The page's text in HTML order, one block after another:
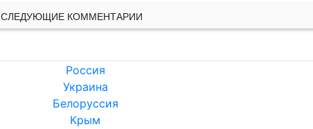
СЛЕДУЮЩИЕ КОММЕНТАРИИ
Россия
Украина
Белоруссия
Крым